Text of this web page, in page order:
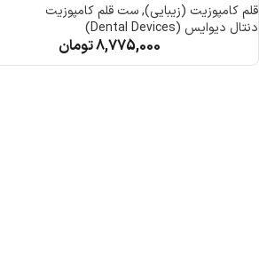
قلم کامپوزیت (زیبایی),ست قلم کامپوزیت
دنتال دیوایس (Dental Devices)
8,775,000تومان